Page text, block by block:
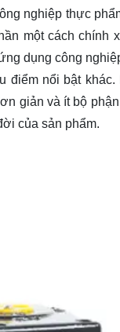
nghiệp thực
một cách
dụng công
điểm nổi bật
giản và ít bộ
của sản phẩm.